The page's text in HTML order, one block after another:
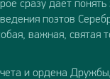
сразу дает понять
поэтов
важная, святая
и ордена